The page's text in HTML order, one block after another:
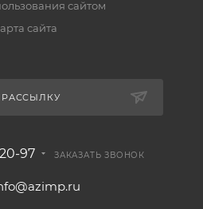
сайтом
сайта
97 ЗАКАЗАТЬ ЗВОНОК